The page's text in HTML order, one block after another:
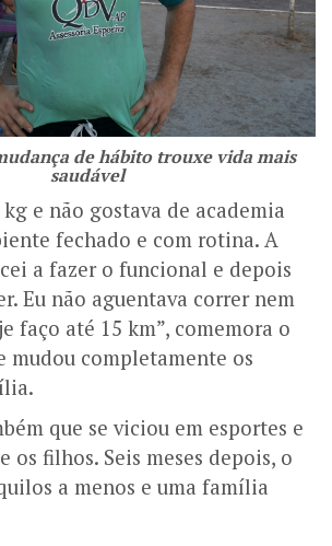
de hábito trouxe vida mais
saudável
kg e não gostava de academia
fechado e com rotina. A
a fazer o funcional e depois
Eu não aguentava correr nem
faço até 15 km”, comemora o
mudou completamente os
que se viciou em esportes e
os filhos. Seis meses depois, o
a menos e uma família